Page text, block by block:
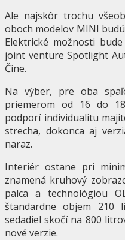
Ale najskôr trochu
oboch modelov MINI
Elektrické možnosti
joint venture Spotlight
Číne.
Na výber, pre oba
priemerom od 16 do
podporí individualitu
strecha, dokonca aj
naraz.
Interiér ostane pri
znamená kruhový
palca a technológiou
štandardne objem 210
sedadiel skočí na 800
nové verzie.